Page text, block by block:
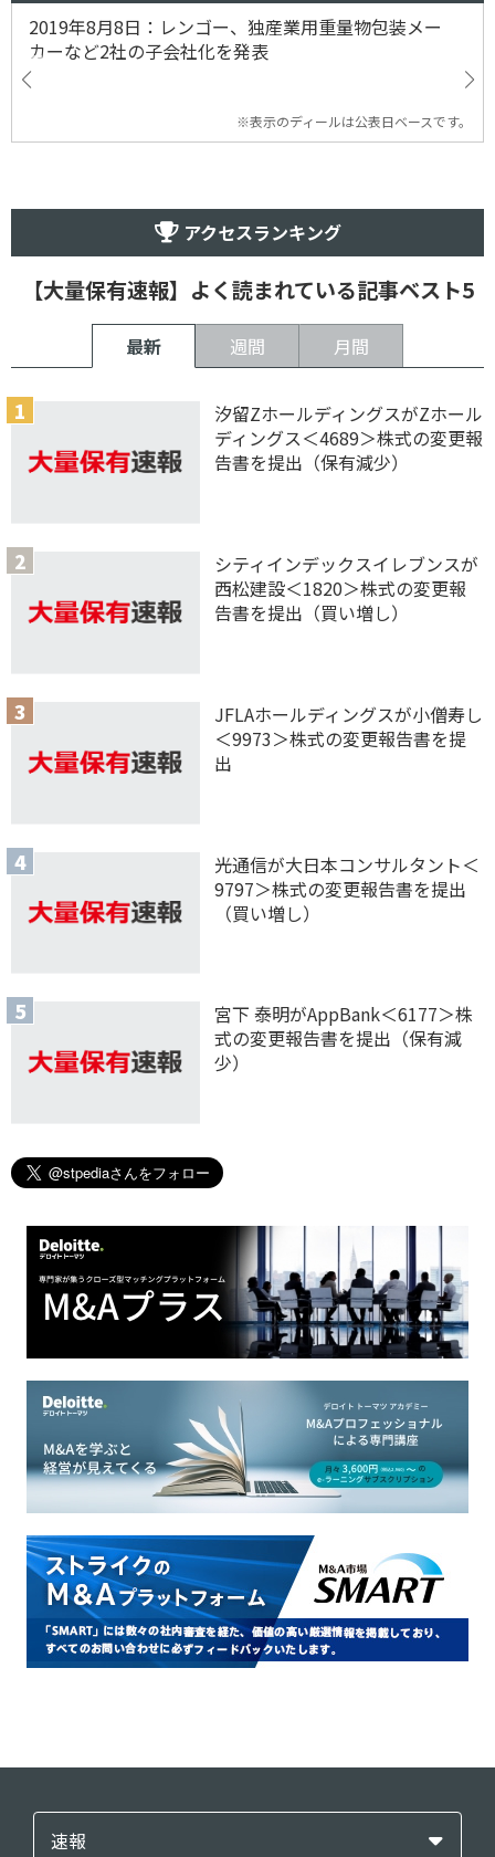
2019年8月8日：レンゴー、独産業用重量物包装メー
カーなど2社の子会社化を発表
※表示のディールは公表日ベースです。
アクセスランキング
【大量保有速報】よく読まれている記事ベスト5
最新 週間 月間
汐留ZホールディングスがZホール
ディングス＜4689＞株式の変更報
告書を提出（保有減少）
シティインデックスイレブンスが
西松建設＜1820＞株式の変更報
告書を提出（買い増し）
JFLAホールディングスが小僧寿し
＜9973＞株式の変更報告書を提
出
光通信が大日本コンサルタント＜
9797＞株式の変更報告書を提出
（買い増し）
宮下 泰明がAppBank＜6177＞株
式の変更報告書を提出（保有減
少）
速報